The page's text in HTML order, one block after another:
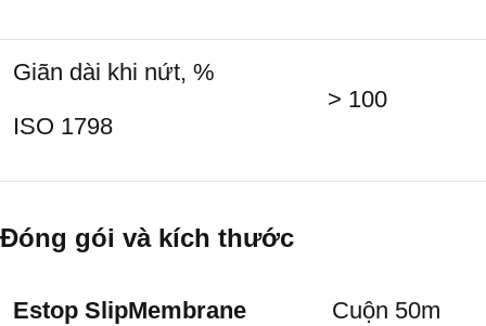
Giãn dài khi nứt, %
ISO 1798
> 100
Đóng gói và kích thước
Estop SlipMembrane Cuộn 50m